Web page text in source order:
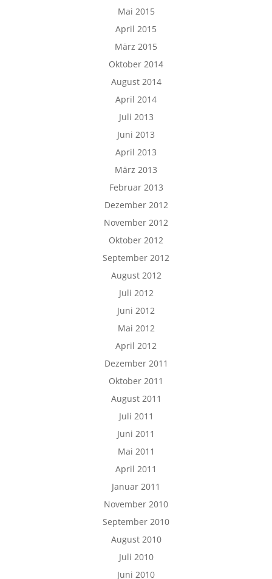
Mai 2015
April 2015
März 2015
Oktober 2014
August 2014
April 2014
Juli 2013
Juni 2013
April 2013
März 2013
Februar 2013
Dezember 2012
November 2012
Oktober 2012
September 2012
August 2012
Juli 2012
Juni 2012
Mai 2012
April 2012
Dezember 2011
Oktober 2011
August 2011
Juli 2011
Juni 2011
Mai 2011
April 2011
Januar 2011
November 2010
September 2010
August 2010
Juli 2010
Juni 2010